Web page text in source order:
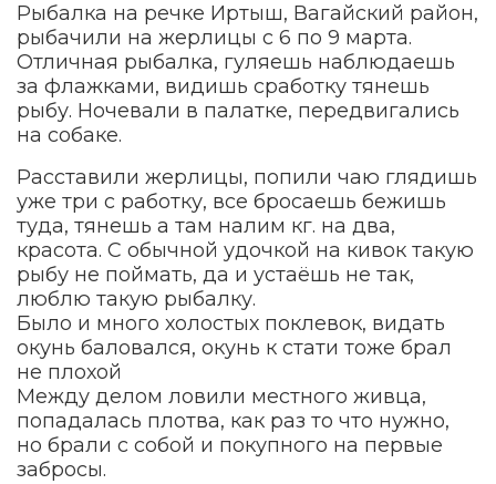
Рыбалка на речке Иртыш, Вагайский район,
рыбачили на жерлицы с 6 по 9 марта.
Отличная рыбалка, гуляешь наблюдаешь
за флажками, видишь сработку тянешь
рыбу. Ночевали в палатке, передвигались
на собаке.
Расставили жерлицы, попили чаю глядишь
уже три с работку, все бросаешь бежишь
туда, тянешь а там налим кг. на два,
красота. С обычной удочкой на кивок такую
рыбу не поймать, да и устаёшь не так,
люблю такую рыбалку.
Было и много холостых поклевок, видать
окунь баловался, окунь к стати тоже брал
не плохой
Между делом ловили местного живца,
попадалась плотва, как раз то что нужно,
но брали с собой и покупного на первые
забросы.